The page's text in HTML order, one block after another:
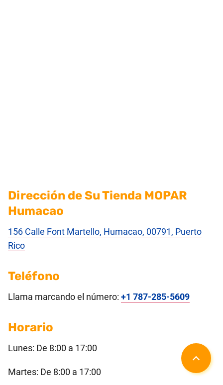
Dirección de Su Tienda MOPAR
Humacao
156 Calle Font Martello, Humacao, 00791, Puerto
Rico
Teléfono
Llama marcando el número: +1 787-285-5609
Horario
Lunes: De 8:00 a 17:00
Martes: De 8:00 a 17:00